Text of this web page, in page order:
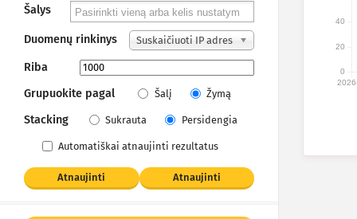
Šalys
Duomenų rinkinys
Suskaičiuoti IP adres
ai
Riba
Grupuokite pagal
Šalį Žymą
Stacking Sukrauta Persidengia
Automatiškai atnaujinti rezultatus
Atnaujinti Atnaujinti
0
20
40